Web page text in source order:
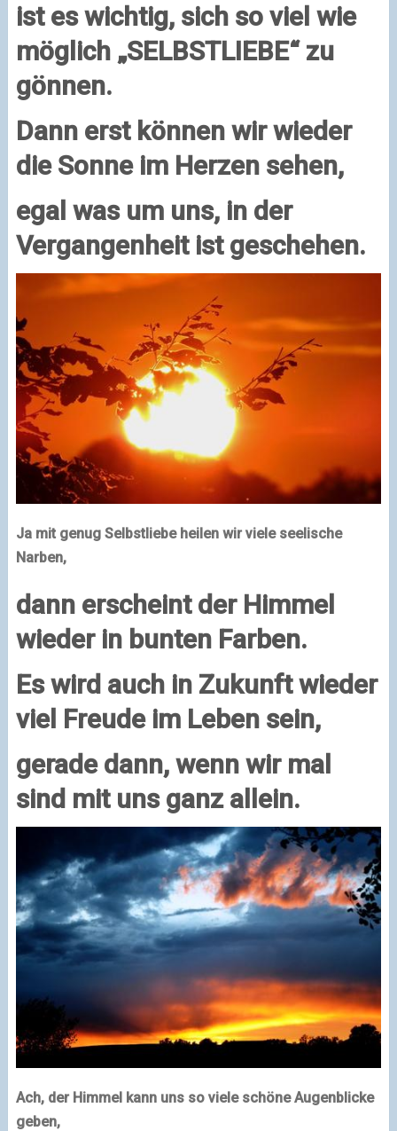
ist es wichtig, sich so viel wie
möglich „SELBSTLIEBE“ zu
gönnen.
Dann erst können wir wieder
die Sonne im Herzen sehen,
egal was um uns, in der
Vergangenheit ist geschehen.
Ja mit genug Selbstliebe heilen wir viele seelische
Narben,
dann erscheint der Himmel
wieder in bunten Farben.
Es wird auch in Zukunft wieder
viel Freude im Leben sein,
gerade dann, wenn wir mal
sind mit uns ganz allein.
Ach, der Himmel kann uns so viele schöne Augenblicke
geben,